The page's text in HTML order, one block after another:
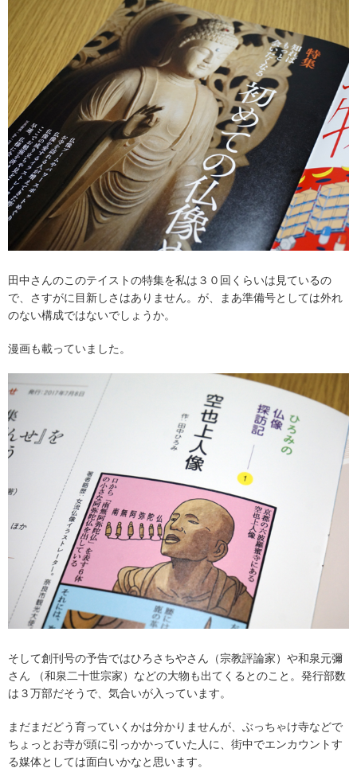
田中さんのこのテイストの特集を私は３０回くらいは見ているの
で、さすがに目新しさはありません。が、まあ準備号としては外れ
のない構成ではないでしょうか。
漫画も載っていました。
そして創刊号の予告ではひろさちやさん（宗教評論家）や和泉元彌
さん （和泉二十世宗家）などの大物も出てくるとのこと。発行部数
は３万部だそうで、気合いが入っています。
まだまだどう育っていくかは分かりませんが、ぶっちゃけ寺などで
ちょっとお寺が頭に引っかかっていた人に、街中でエンカウントす
る媒体としては面白いかなと思います。